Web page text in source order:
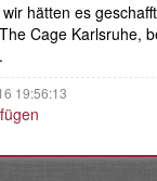
hätten es
Cage Karlsruhe,
19:56:13